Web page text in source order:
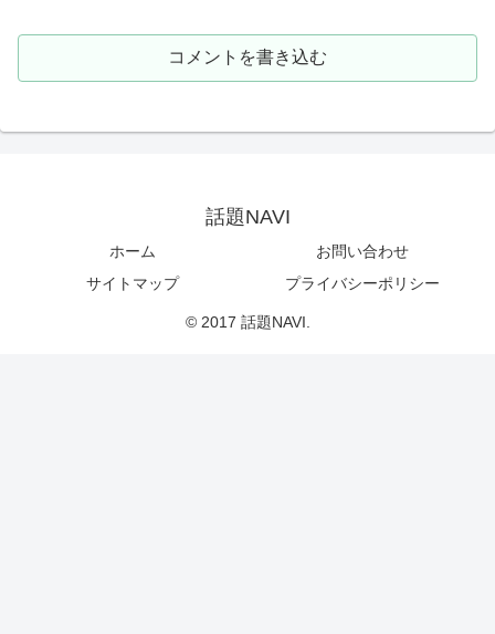
コメントを書き込む
話題NAVI
ホーム
お問い合わせ
サイトマップ
プライバシーポリシー
© 2017 話題NAVI.